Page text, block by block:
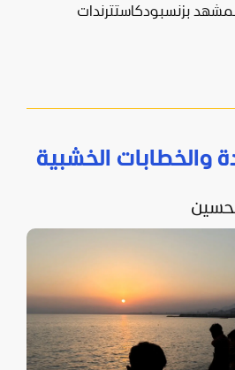
بزنسبودكاستترندات
والخطابات الخشبية